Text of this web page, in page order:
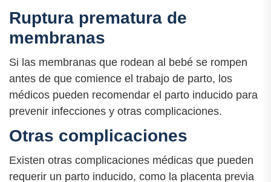
Ruptura prematura de
membranas
Si las membranas que rodean al bebé se rompen
antes de que comience el trabajo de parto, los
médicos pueden recomendar el parto inducido para
prevenir infecciones y otras complicaciones.
Otras complicaciones
Existen otras complicaciones médicas que pueden
requerir un parto inducido, como la placenta previa